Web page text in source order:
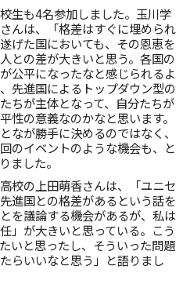
生も4名参加しました。玉川学
んは、「格差はすぐに埋められ
げた国においても、その恩恵を
との差が大きいと思う。各国の
公平になったなと感じられるよ
先進国によるトップダウン型の
ちが主体となって、自分たちが
性の意義なのかなと思います。
なが勝手に決めるのではなく、
のイベントのような機会も、と
ました。
校の上田萌香さんは、「ユニセ
進国との格差があるという話を
を議論する機会があるが、私は
」が大きいと思っている。こう
いと思ったし、そういった問題
らいいなと思う」と語りまし